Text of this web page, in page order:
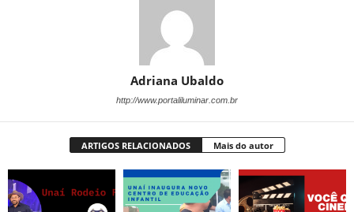
Adriana Ubaldo
http://www.portaliluminar.com.br
ARTIGOS RELACIONADOS Mais do autor